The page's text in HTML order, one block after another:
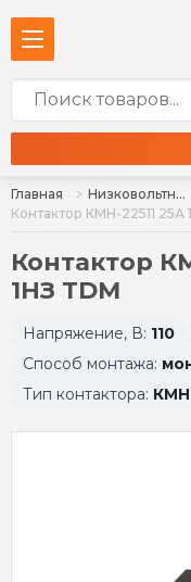
Главная Низковольтное оборудование
Контактор КМН-22511 25А
Контактор
1НЗ TDM
Напряжение, В: 110
Способ монтажа:
Тип контактора: КМН